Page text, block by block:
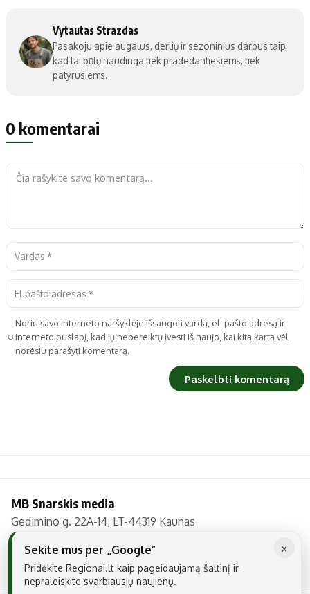
Vytautas Strazdas
Pasakoju apie augalus, derlių ir sezoninius darbus taip,
kad tai būtų naudinga tiek pradedantiesiems, tiek
patyrusiems.
0 komentarai
Noriu savo interneto naršyklėje išsaugoti vardą, el. pašto adresą ir
interneto puslapį, kad jų nebereiktų įvesti iš naujo, kai kitą kartą vėl
norėsiu parašyti komentarą.
MB Snarskis media
Gedimino g. 22A-14, LT-44319 Kaunas
Tel.: +370 606 17737
El. paštas: info@regionai.lt ×
Sekite mus per „Google“
Pridėkite Regionai.lt kaip pageidaujamą šaltinį ir
nepraleiskite svarbiausių naujienų.